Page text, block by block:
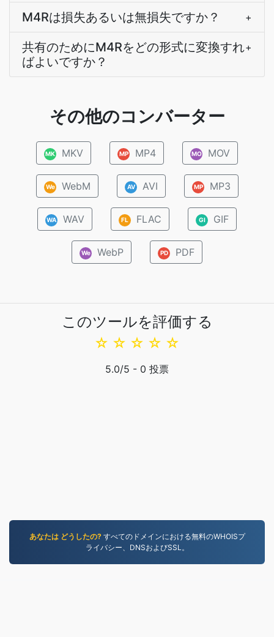
M4Rは損失あるいは無損失ですか？ +
共有のためにM4Rをどの形式に変換すれ
ばよいですか？
+
その他のコンバーター
MK MKV MP MP4 MO MOV
We WebM AV AVI MP MP3
WA WAV FL FLAC GI GIF
We WebP PD PDF
このツールを評価する
☆
☆
☆
☆
☆
5.0/5 - 0 投票
あなたは どうしたの?すべてのドメインにおける無料のWHOISプ
ライバシー、DNSおよびSSL。